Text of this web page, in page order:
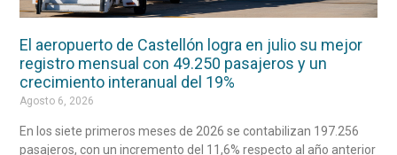
El aeropuerto de Castellón logra en julio su mejor
registro mensual con 49.250 pasajeros y un
crecimiento interanual del 19%
Agosto 6, 2026
En los siete primeros meses de 2026 se contabilizan 197.256
pasajeros, con un incremento del 11,6% respecto al año anterior